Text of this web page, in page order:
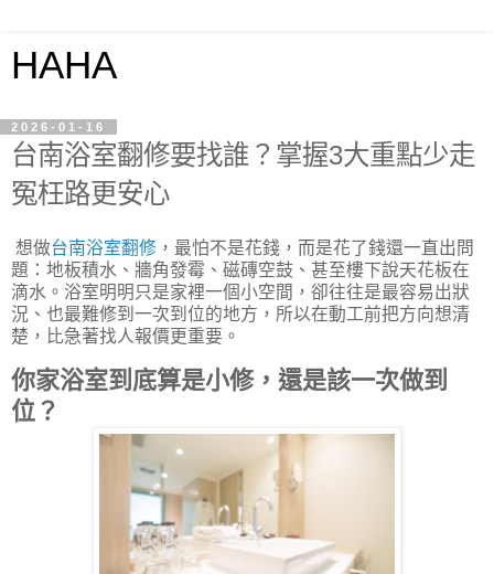
HAHA
2026-01-16
台南浴室翻修要找誰？掌握3大重點少走
冤枉路更安心
想做台南浴室翻修 ，最怕不是花錢，而是花了錢還一直出問
題：地板積水、牆角發霉、磁磚空鼓、甚至樓下說天花板在
滴水。浴室明明只是家裡一個小空間，卻往往是最容易出狀
況、也最難修到一次到位的地方，所以在動工前把方向想清
楚，比急著找人報價更重要。
你家浴室到底算是小修，還是該一次做到
位？